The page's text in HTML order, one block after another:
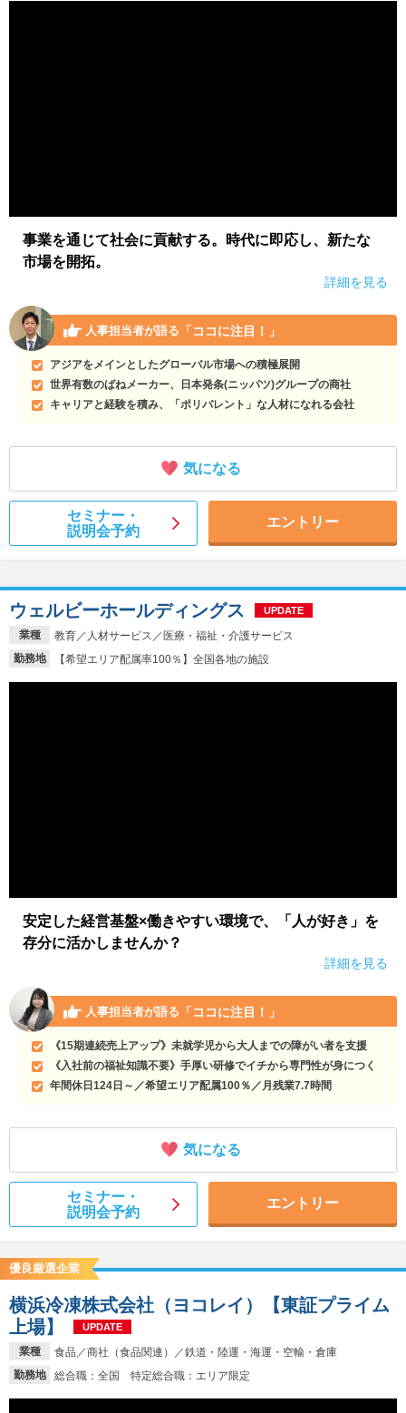
事業を通じて社会に貢献する。時代に即応し、新たな
市場を開拓。
詳細を見る
人事担当者が語る 「ココに注目！」
アジアをメインとしたグローバル市場への積極展開
世界有数のばねメーカー、日本発条(ニッパツ)グループの商社
キャリアと経験を積み、「ポリバレント」な人材になれる会社
気になる
セミナー・
説明会予約
エントリー
業種
教育／人材サービス／医療・福祉・介護サービス
勤務地
【希望エリア配属率100％】全国各地の施設
ウェルビーホールディングス UPDATE
安定した経営基盤×働きやすい環境で、「人が好き」を
存分に活かしませんか？
詳細を見る
人事担当者が語る 「ココに注目！」
《15期連続売上アップ》未就学児から大人までの障がい者を支援
《入社前の福祉知識不要》手厚い研修でイチから専門性が身につく
年間休日124日～／希望エリア配属100％／月残業7.7時間
気になる
セミナー・
説明会予約
エントリー
優良厳選企業
業種
食品／商社（食品関連）／鉄道・陸運・海運・空輸・倉庫
勤務地
総合職：全国 特定総合職：エリア限定
横浜冷凍株式会社（ヨコレイ）【東証プライム
上場】
UPDATE